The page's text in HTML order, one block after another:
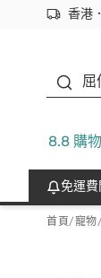
香港
立即
首次
屈
8.8 購
免運
首頁/寵物/